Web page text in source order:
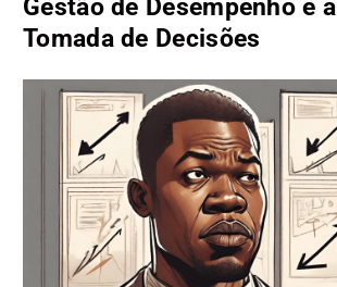
Gestão de Desempenho e a
Tomada de Decisões